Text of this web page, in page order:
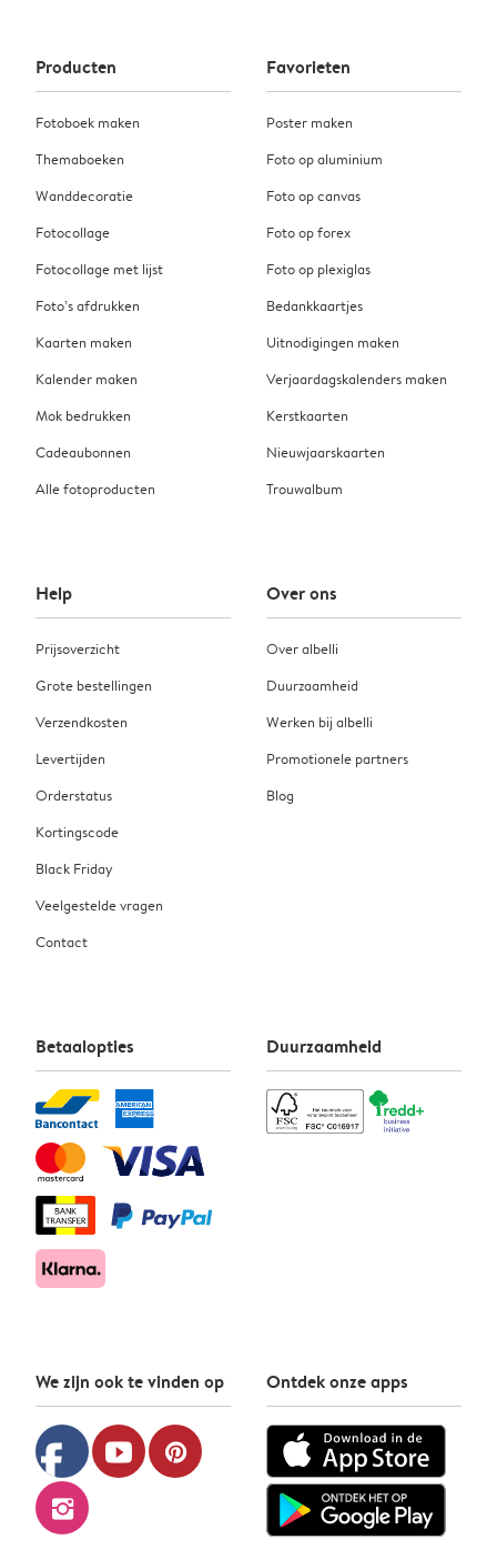
Producten
Fotoboek maken
Themaboeken
Wanddecoratie
Fotocollage
Fotocollage met lijst
Foto’s afdrukken
Kaarten maken
Kalender maken
Mok bedrukken
Cadeaubonnen
Alle fotoproducten
Favorieten
Poster maken
Foto op aluminium
Foto op canvas
Foto op forex
Foto op plexiglas
Bedankkaartjes
Uitnodigingen maken
Verjaardagskalenders maken
Kerstkaarten
Nieuwjaarskaarten
Trouwalbum
Help
Prijsoverzicht
Grote bestellingen
Verzendkosten
Levertijden
Orderstatus
Kortingscode
Black Friday
Veelgestelde vragen
Contact
Over ons
Over albelli
Duurzaamheid
Werken bij albelli
Promotionele partners
Blog
Betaalopties Duurzaamheid
We zijn ook te vinden op
facebook youtube pinterest
instagram
Ontdek onze apps